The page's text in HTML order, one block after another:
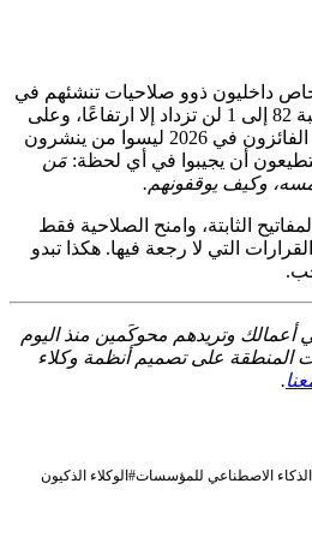
داخليون ذوو صلاحيات تنشئهم في
ثوانٍ وتنساهم في دقائق. نسبة 82 إلى 1 لن تزداد إلا ارتفاعًا، وعلى
النموذج الأمني أن ينمو معها. الفائزون في 2026 ليسوا من ينشرون
أن يجيبوا في أي لحظة:مَن
وكيف يوقفونهم.
الثابتة، وامنح الصلاحية فقط
التي لا رجعة فيها. هكذا تبدو
وتريدهم محوكَمين منذ اليوم
على تصميم أنظمة وكلاء
.
الاصطناعي للمؤسسات#الوكلاء الذكيون